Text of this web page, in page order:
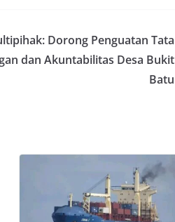
Dorong Penguatan Tata
dan Akuntabilitas Desa Bukit
Batu